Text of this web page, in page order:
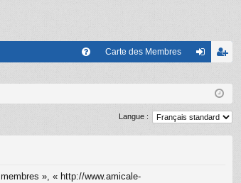
Carte des Membres
xi
on
nr
eg
ist
Langue :
», « http://www.amicale-